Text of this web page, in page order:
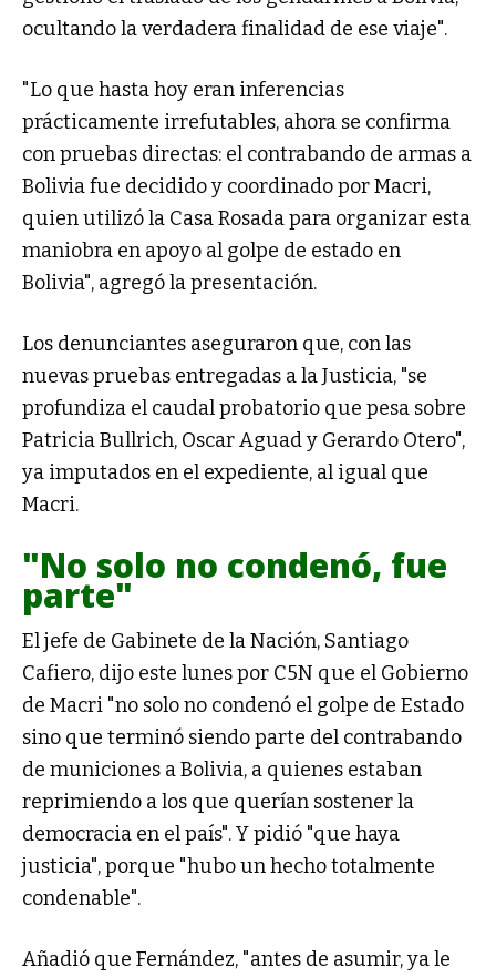
ocultando la verdadera finalidad de ese viaje".
"Lo que hasta hoy eran inferencias
prácticamente irrefutables, ahora se confirma
con pruebas directas: el contrabando de armas a
Bolivia fue decidido y coordinado por Macri,
quien utilizó la Casa Rosada para organizar esta
maniobra en apoyo al golpe de estado en
Bolivia", agregó la presentación.
Los denunciantes aseguraron que, con las
nuevas pruebas entregadas a la Justicia, "se
profundiza el caudal probatorio que pesa sobre
Patricia Bullrich, Oscar Aguad y Gerardo Otero",
ya imputados en el expediente, al igual que
Macri.
"No solo no condenó, fue
parte"
El jefe de Gabinete de la Nación, Santiago
Cafiero, dijo este lunes por C5N que el Gobierno
de Macri "no solo no condenó el golpe de Estado
sino que terminó siendo parte del contrabando
de municiones a Bolivia, a quienes estaban
reprimiendo a los que querían sostener la
democracia en el país". Y pidió "que haya
justicia", porque "hubo un hecho totalmente
condenable".
Añadió que Fernández, "antes de asumir, ya le